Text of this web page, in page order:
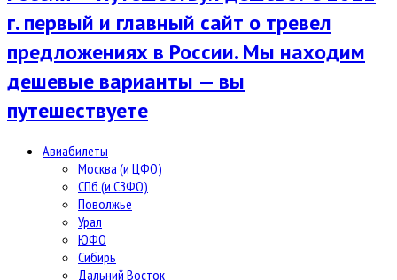
г. первый и главный сайт о тревел
предложениях в России. Мы находим
дешевые варианты — вы
путешествуете
Авиабилеты
Москва (и ЦФО)
СПб (и СЗФО)
Поволжье
Урал
ЮФО
Сибирь
Дальний Восток